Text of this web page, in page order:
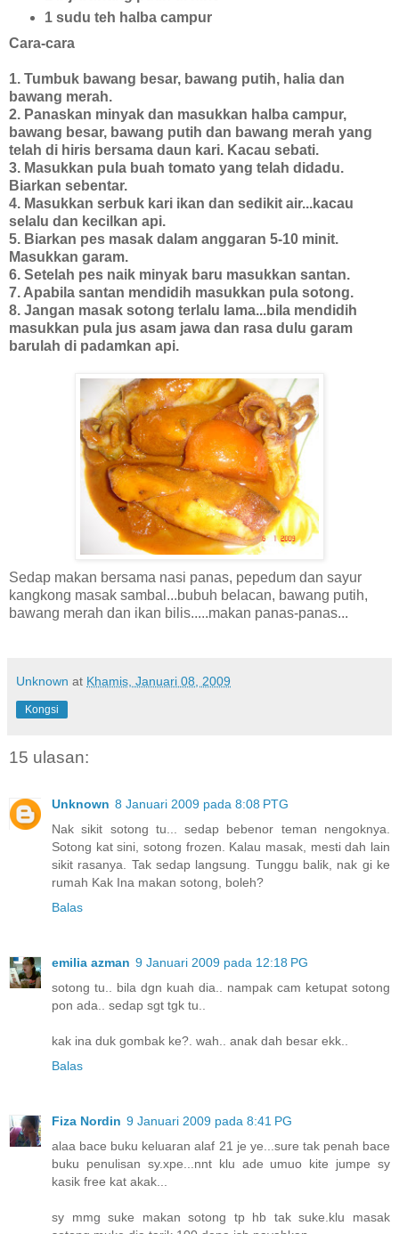
1 sudu teh halba campur
Cara-cara
1. Tumbuk bawang besar, bawang putih, halia dan
bawang merah.
2. Panaskan minyak dan masukkan halba campur,
bawang besar, bawang putih dan bawang merah yang
telah di hiris bersama daun kari. Kacau sebati.
3. Masukkan pula buah tomato yang telah didadu.
Biarkan sebentar.
4. Masukkan serbuk kari ikan dan sedikit air...kacau
selalu dan kecilkan api.
5. Biarkan pes masak dalam anggaran 5-10 minit.
Masukkan garam.
6. Setelah pes naik minyak baru masukkan santan.
7. Apabila santan mendidih masukkan pula sotong.
8. Jangan masak sotong terlalu lama...bila mendidih
masukkan pula jus asam jawa dan rasa dulu garam
barulah di padamkan api.
Sedap makan bersama nasi panas, pepedum dan sayur
kangkong masak sambal...bubuh belacan, bawang putih,
bawang merah dan ikan bilis.....makan panas-panas...
Unknown at Khamis, Januari 08, 2009
Kongsi
15 ulasan:
Unknown 8 Januari 2009 pada 8:08 PTG
Nak sikit sotong tu... sedap bebenor teman nengoknya.
Sotong kat sini, sotong frozen. Kalau masak, mesti dah lain
sikit rasanya. Tak sedap langsung. Tunggu balik, nak gi ke
rumah Kak Ina makan sotong, boleh?
Balas
emilia azman 9 Januari 2009 pada 12:18 PG
sotong tu.. bila dgn kuah dia.. nampak cam ketupat sotong
pon ada.. sedap sgt tgk tu..
kak ina duk gombak ke?. wah.. anak dah besar ekk..
Balas
Fiza Nordin 9 Januari 2009 pada 8:41 PG
alaa bace buku keluaran alaf 21 je ye...sure tak penah bace
buku penulisan sy.xpe...nnt klu ade umuo kite jumpe sy
kasik free kat akak...
sy mmg suke makan sotong tp hb tak suke.klu masak